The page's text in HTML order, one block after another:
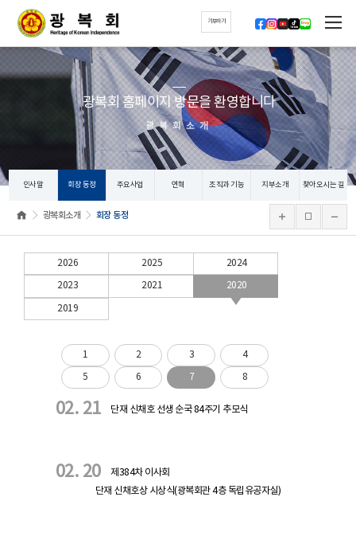
기부하기
광복회 홈페이지 방문을 환영합니다
광복회소개
인사말 회장 동정 주요사업 연혁 조직과 기능 지부소개 찾아오시는 길
광복회소개 회장 동정
2026 2025 2024
2023 2021 2020
2019
1 2 3 4
5 6 7 8
02. 21 단재 신채호 선생 순국 84주기 추모식
02. 20
제384차 이사회
단재 신채호상 시상식(광복회관 4층 독립유공자실)